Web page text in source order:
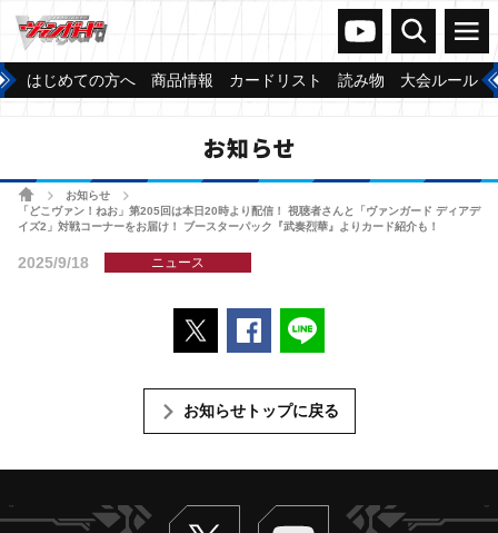
ヴァンガードch
検索 メニュー
はじめての方へ 商品情報 カードリスト 読み物 大会ルール
お知らせ
ホームお知らせ
「どこヴァン！ねお」第205回は本日20時より配信！ 視聴者さんと「ヴァンガード ディアデ
イズ2」対戦コーナーをお届け！ ブースターパック『武奏烈華』よりカード紹介も！
2025/9/18 ニュース
ポストするFacebookでシェアする
お知らせトップに戻る
Twitter ヴァンガードch